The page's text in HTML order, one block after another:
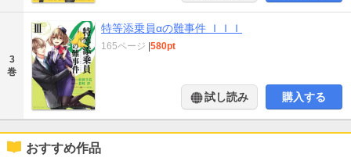
3
巻
特等添乗員αの難事件 ＩＩＩ
165ページ |580pt
試し読み 購入する
おすすめ作品